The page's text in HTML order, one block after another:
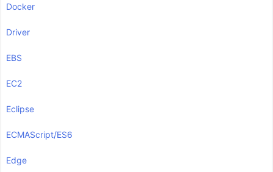
Docker
Driver
EBS
EC2
Eclipse
ECMAScript/ES6
Edge